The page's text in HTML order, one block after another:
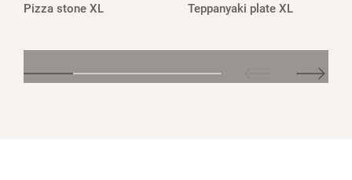
Pizza stone XL Teppanyaki plate XL